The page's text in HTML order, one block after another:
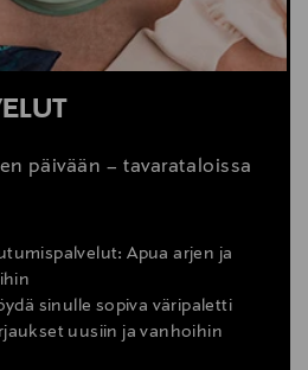
päivään – tavarataloissa
Apua arjen ja
sinulle sopiva väripaletti
uusiin ja vanhoihin